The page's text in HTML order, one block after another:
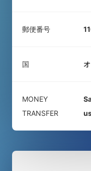
郵便番号
国
MONEY
TRANSFER